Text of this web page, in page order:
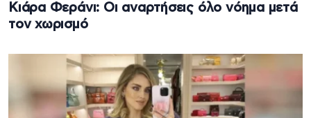
Κιάρα Φεράνι: Οι αναρτήσεις όλο νόημα μετά
τον χωρισμό